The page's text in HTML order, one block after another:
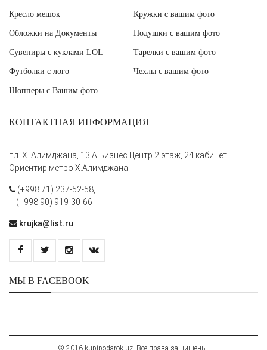
Кресло мешок Кружки с вашим фото
Обложки на Документы Подушки с вашим фото
Сувениры с куклами LOL Тарелки с вашим фото
Футболки с лого Чехлы с вашим фото
Шопперы с Вашим фото
КОНТАКТНАЯ ИНФОРМАЦИЯ
пл. Х. Алимджана, 13 А Бизнес Центр 2 этаж, 24 кабинет.
Ориентир метро Х.Алимджана.
(+998 71) 237-52-58,
(+998 90) 919-30-66
krujka@list.ru
МЫ В FACEBOOK
© 2016 kupipodarok.uz. Все права защищены.